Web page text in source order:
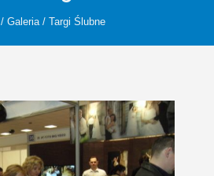
/ Galeria / Targi Ślubne